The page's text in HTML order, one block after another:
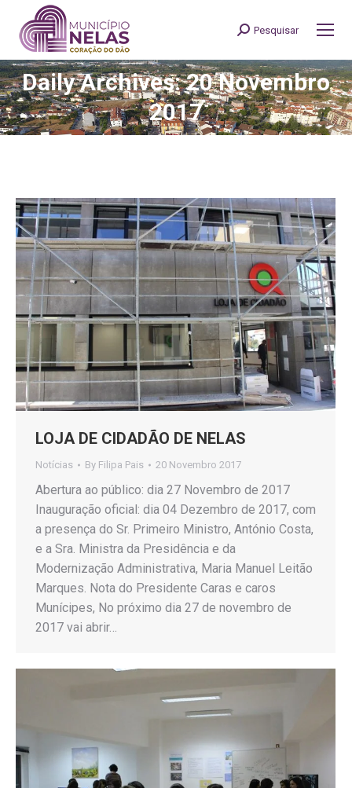
Search:
Pesquisar
Daily Archives: 20 Novembro
2017
You are here:
LOJA DE CIDADÃO DE NELAS
Notícias By Filipa Pais 20 Novembro 2017
Abertura ao público: dia 27 Novembro de 2017
Inauguração oficial: dia 04 Dezembro de 2017, com
a presença do Sr. Primeiro Ministro, António Costa,
e a Sra. Ministra da Presidência e da
Modernização Administrativa, Maria Manuel Leitão
Marques. Nota do Presidente Caras e caros
Munícipes, No próximo dia 27 de novembro de
2017 vai abrir…